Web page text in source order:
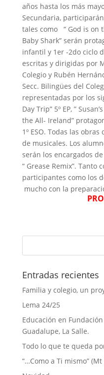
años hasta los más
Secundaria,
tales como “ God is on
Baby Shark” serán
infantil y 1er -2do ciclo
escritas y dirigidas por
Colegio y Rubén
Secc. Bilingües del
representadas por los
Day Trip” 5º EP, ”
the All- Ireland”
1º ESO. Todas las
de musicales. Los
serán los encargados
“ Grease Remix”. Tanto
participantes como los
mucho con la
Entradas recientes
Familia y colegio, un
Lema 24/25
Educación en
Guadalupe, La Salle.
Todo lo que te queda
“…Como a Ti mismo” (Mt